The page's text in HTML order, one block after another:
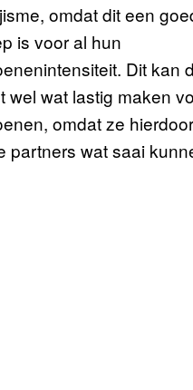
omdat dit een
is voor al hun
Dit kan
wel wat lastig maken
omdat ze
partners wat saai